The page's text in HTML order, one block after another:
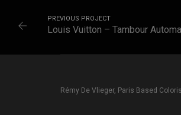
PREVIOUS PROJECT
Louis Vuitton – Tambour
Rémy De Vlieger, Paris Based